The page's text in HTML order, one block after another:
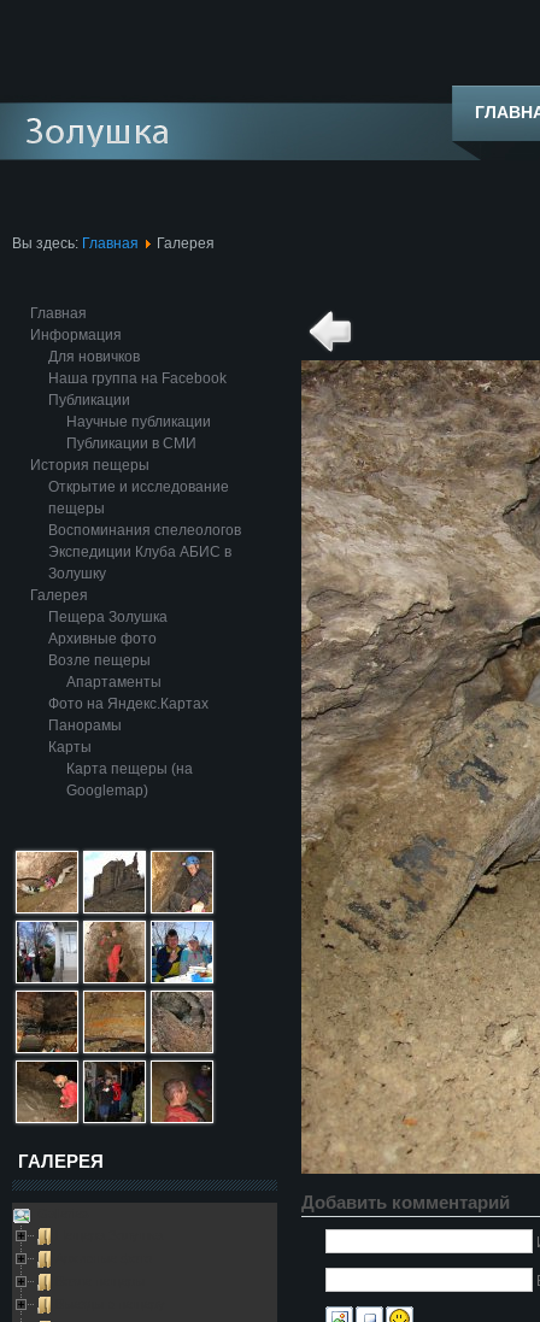
Вы здесь: Главная Галерея
Главная
Информация
Для новичков
Наша группа на Facebook
Публикации
Научные публикации
Публикации в СМИ
История пещеры
Открытие и исследование
пещеры
Воспоминания спелеологов
Экспедиции Клуба АБИС в
Золушку
Галерея
Пещера Золушка
Архивные фото
Возле пещеры
Апартаменты
Фото на Яндекс.Картах
Панорамы
Карты
Карта пещеры (на
Googlemap)
ГАЛЕРЕЯ
Добавить комментарий